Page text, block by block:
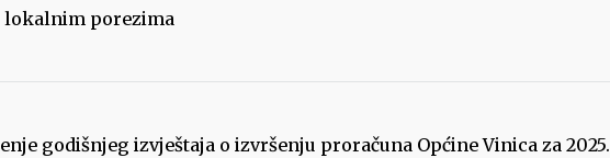
lokalnim porezima
godišnjeg izvještaja o izvršenju proračuna Općine Vinica za 2025.